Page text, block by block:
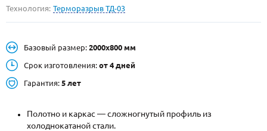
Москве и МО
ПН-СБ - с 9:00 до 21:00, ВС - до 19:00
+7 (495) 411-44-41
ЗАПРОСИТЬ РАСЧЕТ
Технология: Терморазрыв ТД-03
Базовый размер: 2000х800 мм
Срок изготовления: от 4 дней
Гарантия: 5 лет
Полотно и каркас — сложногнутый профиль из
холоднокатаной стали.